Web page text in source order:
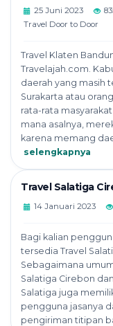
25 Juni 2023
Travel Door to Door
Travel Klaten
Travelajah.com.
daerah yang masih
Surakarta atau
rata-rata
mana asalnya,
karena memang
selengkapnya
Travel Salatiga
14 Januari 2023
Bagi kalian
tersedia Travel
Sebagaimana
Salatiga Cirebon
Salatiga juga
pengguna jasanya
pengiriman titipan